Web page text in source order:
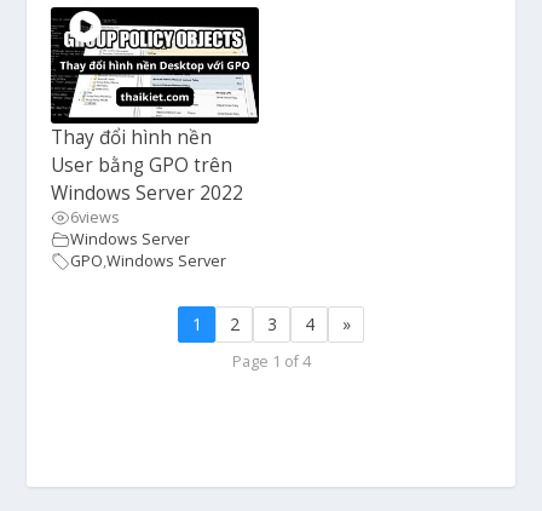
Thay đổi hình nền
User bằng GPO trên
Windows Server 2022
6views
Windows Server
GPO,Windows Server
1 2 3 4 »
Page 1 of 4